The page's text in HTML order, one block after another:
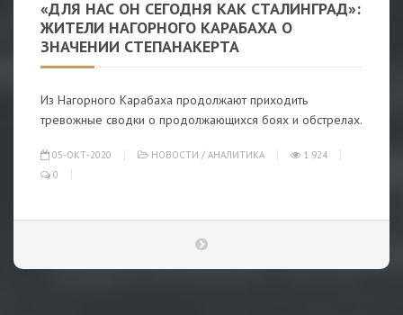
«ДЛЯ НАС ОН СЕГОДНЯ КАК СТАЛИНГРАД»:
ЖИТЕЛИ НАГОРНОГО КАРАБАХА О
ЗНАЧЕНИИ СТЕПАНАКЕРТА
Из Нагорного Карабаха продолжают приходить
тревожные сводки о продолжающихся боях и обстрелах.
05-ОКТ-2020 НОВОСТИ / АНАЛИТИКА
1 924
0